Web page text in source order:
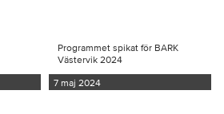
Programmet spikat för BARK
Västervik 2024
7 maj 2024